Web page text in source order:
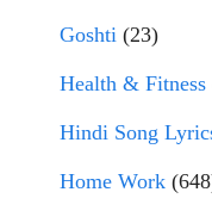
Goshti (23)
Health & Fitness
Hindi Song
Home Work